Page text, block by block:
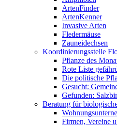
ArtenFinder
ArtenKenner
Invasive Arten
Fledermäuse
Zauneidechsen
Koordinierungsstelle
Pflanze des
Rote Liste
Die politische
Gesucht:
Gefunden:
Beratung für
Firmen, Vereine